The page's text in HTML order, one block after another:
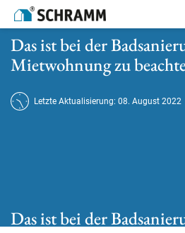
Startseite
Das ist bei der Badsanierung in der
Das ist bei der
Mietwohnung zu
Letzte Aktualisierung: 08. August 2022
Das ist bei der